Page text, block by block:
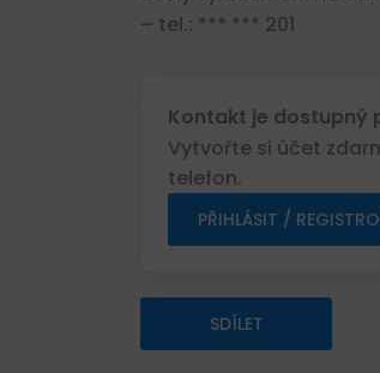
– tel.: *** *** 201
Kontakt je dostupný
Vytvořte si účet
telefon.
PŘIHLÁSIT /
SDÍLET